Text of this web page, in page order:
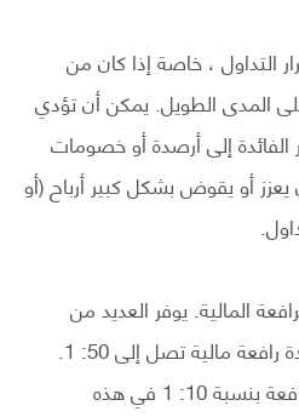
التداول ، خاصة إذا كان من
المدى الطويل. يمكن أن تؤدي
الفائدة إلى أرصدة أو خصومات
أو يقوض بشكل كبير أرباح (أو
المالية. يوفر العديد من
الوسطاء في الولايات المتحدة رافعة مالية تصل إلى 50: 1.
لنفترض أن التاجر يستخدم رافعة بنسبة 10: 1 في هذه